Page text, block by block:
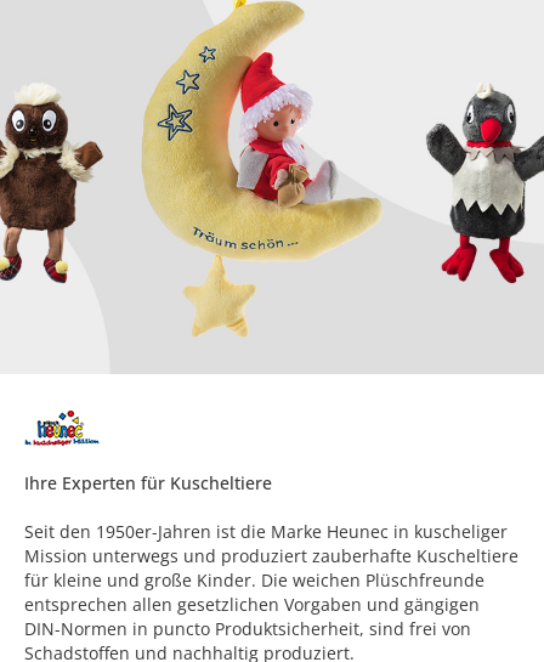
Ihre Experten für Kuscheltiere
Seit den 1950er-Jahren ist die Marke Heunec in kuscheliger
Mission unterwegs und produziert zauberhafte Kuscheltiere
für kleine und große Kinder. Die weichen Plüschfreunde
entsprechen allen gesetzlichen Vorgaben und gängigen
DIN-Normen in puncto Produktsicherheit, sind frei von
Schadstoffen und nachhaltig produziert.